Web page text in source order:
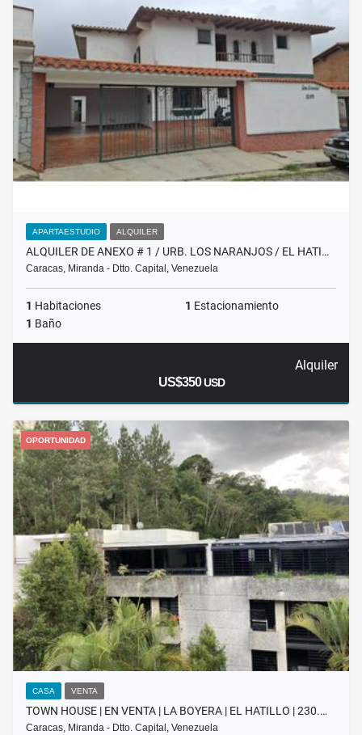
APARTAESTUDIO ALQUILER
ALQUILER DE ANEXO # 1 / URB. LOS NARANJOS / EL HATI…
Caracas, Miranda - Dtto. Capital, Venezuela
1 Habitaciones 1 Estacionamiento
1 Baño
Alquiler
US$350USD
OPORTUNIDAD
CASA VENTA
TOWN HOUSE | EN VENTA | LA BOYERA | EL HATILLO | 230.…
Caracas, Miranda - Dtto. Capital, Venezuela